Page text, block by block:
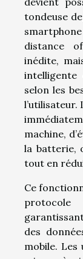
tondeuse
distance
inédite,
intelligente
selon les
machine,
la batterie,
tout en
Ce
des
mobile. Les